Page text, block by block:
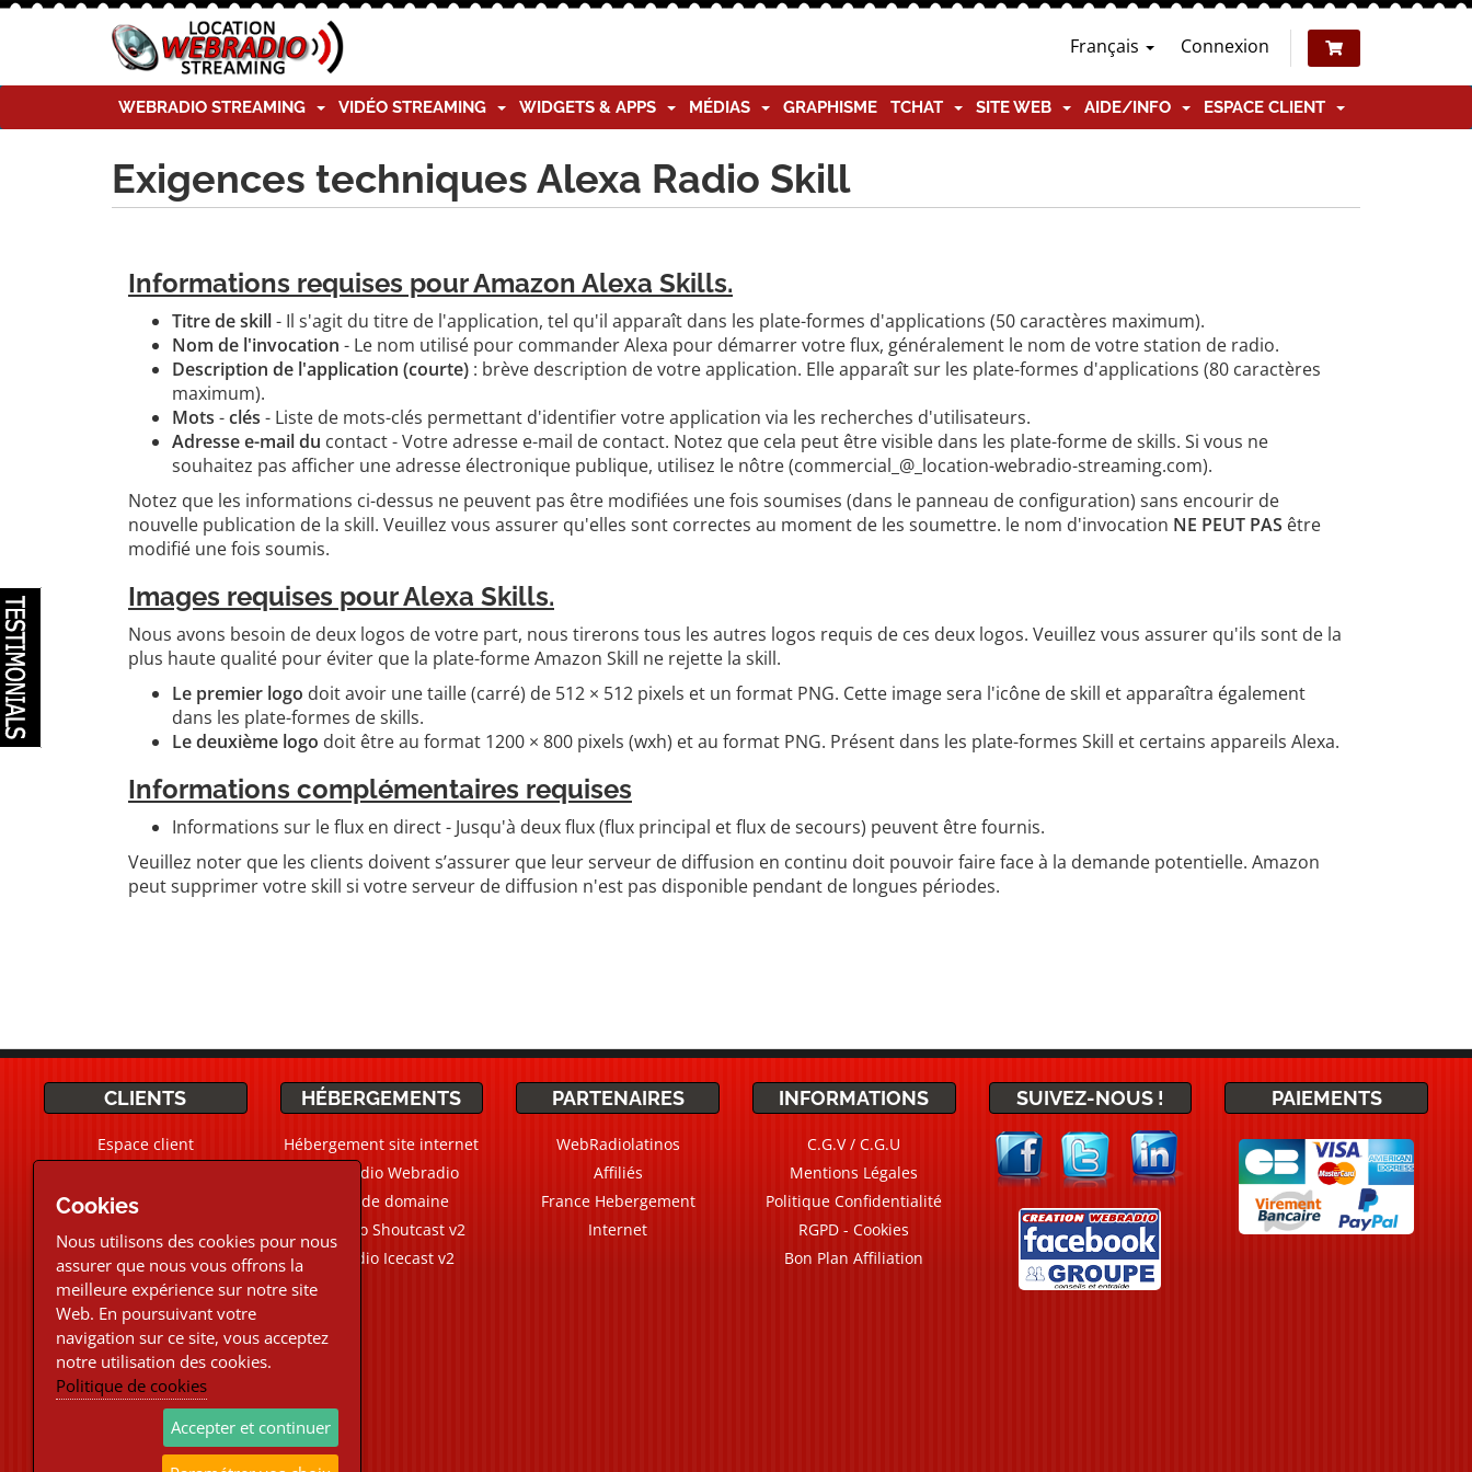
Français Connexion
WEBRADIO STREAMING VIDÉO STREAMING WIDGETS & APPS MÉDIAS GRAPHISME TCHAT SITE WEB AIDE/INFO ESPACE CLIENT
Exigences techniques Alexa Radio Skill
Informations requises pour Amazon Alexa Skills.
Titre de skill- Il s'agit du titre de l'application, tel qu'il apparaît dans les plate-formes d'applications (50 caractères maximum).
Nom de l'invocation - Le nom utilisé pour commander Alexa pour démarrer votre flux, généralement le nom de votre station de radio.
Description de l'application (courte) : brève description de votre application. Elle apparaît sur les plate-formes d'applications (80 caractères
maximum).
Mots -clés - Liste de mots-clés permettant d'identifier votre application via les recherches d'utilisateurs.
Adresse e-mail du contact - Votre adresse e-mail de contact. Notez que cela peut être visible dans les plate-forme de skills. Si vous ne
souhaitez pas afficher une adresse électronique publique, utilisez le nôtre (commercial_@_location-webradio-streaming.com).
Notez que les informations ci-dessus ne peuvent pas être modifiées une fois soumises (dans le panneau de configuration) sans encourir de
nouvelle publication de la skill. Veuillez vous assurer qu'elles sont correctes au moment de les soumettre. le nom d'invocation NE PEUT PAS être
modifié une fois soumis.
Images requises pour Alexa Skills.
Nous avons besoin de deux logos de votre part, nous tirerons tous les autres logos requis de ces deux logos. Veuillez vous assurer qu'ils sont de la
plus haute qualité pour éviter que la plate-forme Amazon Skill ne rejette la skill.
Le premier logo doit avoir une taille (carré) de 512 × 512 pixels et un format PNG. Cette image sera l'icône de skill et apparaîtra également
dans les plate-formes de skills.
Le deuxième logo doit être au format 1200 × 800 pixels (wxh) et au format PNG. Présent dans les plate-formes Skill et certains appareils Alexa.
Informations complémentaires requises
Informations sur le flux en direct - Jusqu'à deux flux (flux principal et flux de secours) peuvent être fournis.
Veuillez noter que les clients doivent s’assurer que leur serveur de diffusion en continu doit pouvoir faire face à la demande potentielle. Amazon
peut supprimer votre skill si votre serveur de diffusion n'est pas disponible pendant de longues périodes.
CLIENTS
Espace client
Devis personnalisé
02.30.96.48.87
Téléphone et Live chat
du Lundi au Vendredi
9h-12h30/13h30-18h
Support ticket email 24/24h
HÉBERGEMENTS
Hébergement site internet
CMS Radio Webradio
Noms de domaine
Webradio Shoutcast v2
Webradio Icecast v2
PARTENAIRES
WebRadiolatinos
Affiliés
France Hebergement
Internet
INFORMATIONS
C.G.V / C.G.U
Mentions Légales
Politique Confidentialité
RGPD - Cookies
Bon Plan Affiliation
SUIVEZ-NOUS ! PAIEMENTS
Cookies
Nous utilisons des cookies pour nous
assurer que nous vous offrons la
meilleure expérience sur notre site
Web. En poursuivant votre
navigation sur ce site, vous acceptez
notre utilisation des cookies.
Politique de cookies
Accepter et continuer